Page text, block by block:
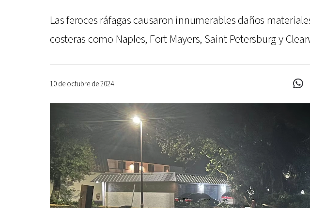
Las feroces ráfagas causaron innumerables daños
costeras como Naples, Fort Mayers, Saint Petersburg y
10 de octubre de 2024